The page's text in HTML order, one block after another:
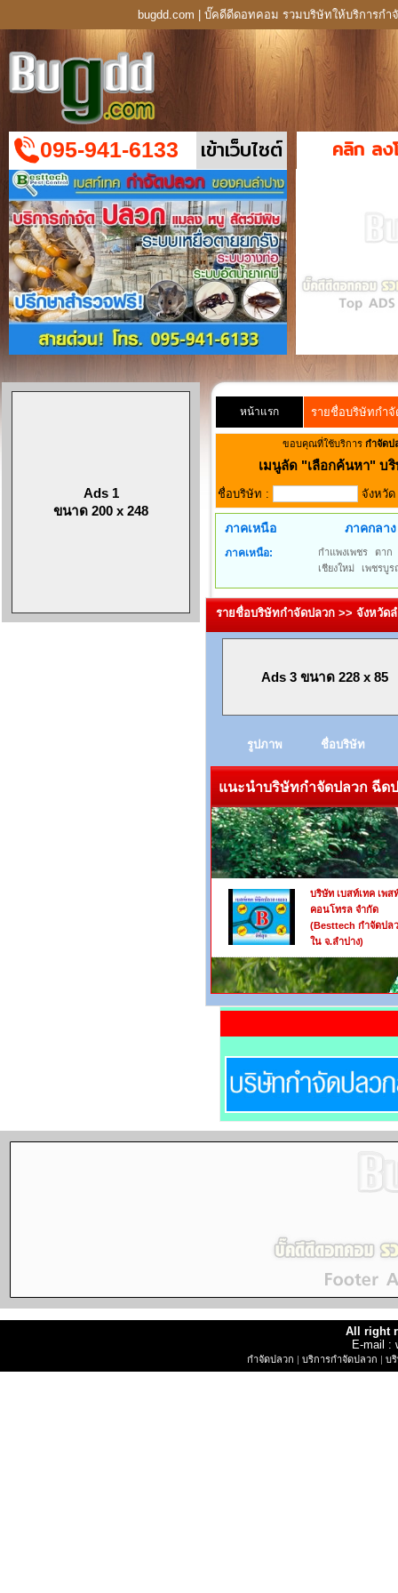
bugdd.com | บั๊คดีดีดอทคอม รวมบริษัทให้บริการกำ
095-941-6133 เข้าเว็บไซต์ คลิก ลง
Ads 1
ขนาด 200 x 248
หน้าแรก รายชื่อบริษัทกำจั
ขอบคุณที่ใช้บริการ กำจัดป
เมนูลัด "เลือกค้นหา" บ
ชื่อบริษัท : จังหวัด
ภาคเหนือ ภาคกลาง
ภาคเหนือ: กำแพงเพชร
ตาก
เชียงใหม่
เพชรบู
รายชื่อบริษัทกำจัดปลวก >> จังหวัดล
Ads 3 ขนาด 228 x 85
รูปภาพ ชื่อบริษัท
แนะนำบริษัทกำจัดปลวก ฉีด
บริษัท เบสท์เทค เพส
คอนโทรล จำกัด
(Besttech กำจัดปล
ใน จ.ลำปาง)
All right
E-mail :
กำจัดปลวก | บริการกำจัดปลวก | บ